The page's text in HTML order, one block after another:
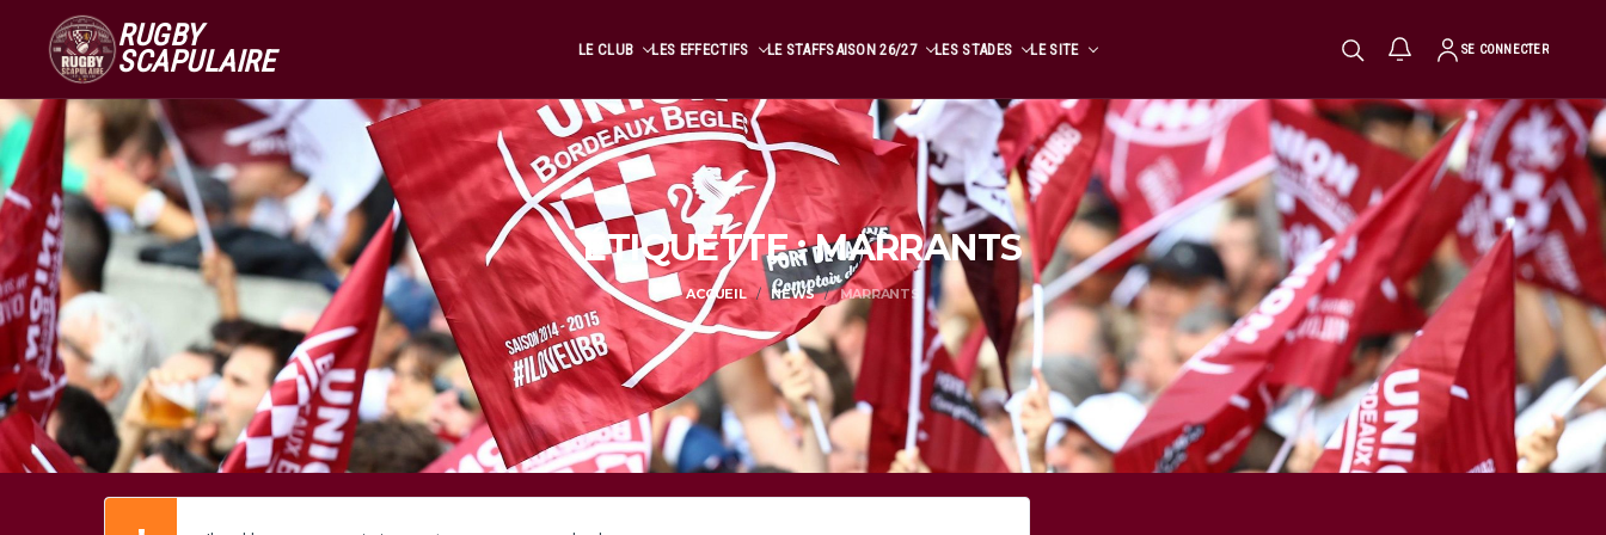
RUGBY
SCAPULAIRE LE CLUB LES EFFECTIFS LE STAFFSAISON 26/27 LES STADES LE SITE SE CONNECTER
ÉTIQUETTE : MARRANTS
ACCUEIL NEWS MARRANTS